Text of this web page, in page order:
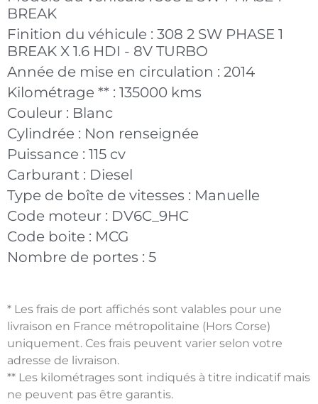
BREAK
Finition du véhicule : 308 2 SW PHASE 1
BREAK X 1.6 HDI - 8V TURBO
Année de mise en circulation : 2014
Kilométrage ** : 135000 kms
Couleur : Blanc
Cylindrée : Non renseignée
Puissance : 115 cv
Carburant : Diesel
Type de boîte de vitesses : Manuelle
Code moteur : DV6C_9HC
Code boite : MCG
Nombre de portes : 5
* Les frais de port affichés sont valables pour une
livraison en France métropolitaine (Hors Corse)
uniquement. Ces frais peuvent varier selon votre
adresse de livraison.
** Les kilométrages sont indiqués à titre indicatif mais
ne peuvent pas être garantis.